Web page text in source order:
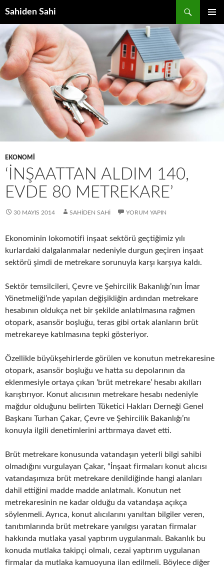
Sahiden Sahi
ATLA
EKONOMI
‘İNŞAATTAN ALDIM 140,
EVDE 80 METREKARE’
30 MAYIS 2014 SAHIDEN SAHI YORUM YAPIN
Ekonominin lokomotifi inşaat sektörü geçtiğimiz yılı
kurlardaki dalgalanmalar nedeniyle durgun geçiren inşaat
sektörü şimdi de metrekare sorunuyla karşı karşıya kaldı.
Sektör temsilcileri, Çevre ve Şehircilik Bakanlığı’nın İmar
Yönetmeliği’nde yapılan değişikliğin ardından metrekare
hesabının oldukça net bir şekilde anlatılmasına rağmen
otopark, asansör boşluğu, teras gibi ortak alanların brüt
metrekareye katılmasına tepki gösteriyor.
Özellikle büyükşehirlerde görülen ve konutun metrekaresine
otopark, asansör boşluğu ve hatta su depolarının da
eklenmesiyle ortaya çıkan ‘brüt metrekare’ hesabı akılları
karıştırıyor. Konut alıcısının metrekare hesabı nedeniyle
mağdur olduğunu belirten Tüketici Hakları Derneği Genel
Başkanı Turhan Çakar, Çevre ve Şehircilik Bakanlığı’nı
konuyla ilgili denetimlerini arttırmaya davet etti.
Brüt metrekare konusunda vatandaşın yeterli bilgi sahibi
olmadığını vurgulayan Çakar, “İnşaat firmaları konut alıcısı
vatandaşımıza brüt metrekare denildiğinde hangi alanları
dahil ettiğini madde madde anlatmalı. Konutun net
metrekaresinin ne kadar olduğu da vatandaşa açıkça
söylenmeli. Ayrıca, konut alıcılarını yanıltan bilgiler veren,
tanıtımlarında brüt metrekare yanılgısı yaratan firmalar
hakkında mutlaka yasal yaptırım uygulanmalı. Bakanlık bu
konuda mutlaka takipçi olmalı, cezai yaptırım uygulanan
firmalar da mutlaka kamuoyuna ilan edilmeli. Böylece diğer